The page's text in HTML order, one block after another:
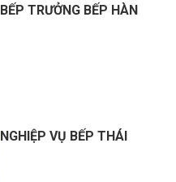
BẾP TRƯỞNG BẾP HÀN
NGHIỆP VỤ BẾP THÁI